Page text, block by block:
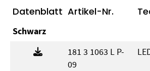
Datenblatt Artikel-Nr.
Schwarz
181 3 1063 L P-
09